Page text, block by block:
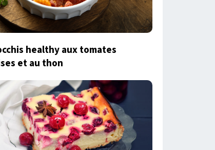
healthy aux tomates
et au thon